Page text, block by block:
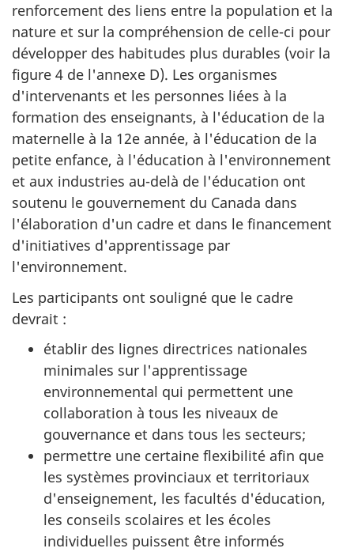
renforcement des liens entre la population et la
nature et sur la compréhension de celle-ci pour
développer des habitudes plus durables (voir la
figure 4 de l'annexe D). Les organismes
d'intervenants et les personnes liées à la
formation des enseignants, à l'éducation de la
maternelle à la 12e année, à l'éducation de la
petite enfance, à l'éducation à l'environnement
et aux industries au-delà de l'éducation ont
soutenu le gouvernement du Canada dans
l'élaboration d'un cadre et dans le financement
d'initiatives d'apprentissage par
l'environnement.
Les participants ont souligné que le cadre
devrait :
établir des lignes directrices nationales
minimales sur l'apprentissage
environnemental qui permettent une
collaboration à tous les niveaux de
gouvernance et dans tous les secteurs;
permettre une certaine flexibilité afin que
les systèmes provinciaux et territoriaux
d'enseignement, les facultés d'éducation,
les conseils scolaires et les écoles
individuelles puissent être informés